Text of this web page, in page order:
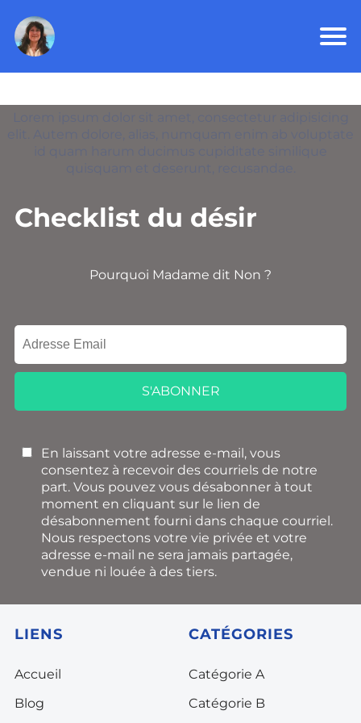
Checklist du désir
Pourquoi Madame dit Non ?
S'ABONNER
En laissant votre adresse e-mail, vous
consentez à recevoir des courriels de notre
part. Vous pouvez vous désabonner à tout
moment en cliquant sur le lien de
désabonnement fourni dans chaque courriel.
Nous respectons votre vie privée et votre
adresse e-mail ne sera jamais partagée,
vendue ni louée à des tiers.
LIENS
Accueil
Blog
CATÉGORIES
Catégorie A
Catégorie B